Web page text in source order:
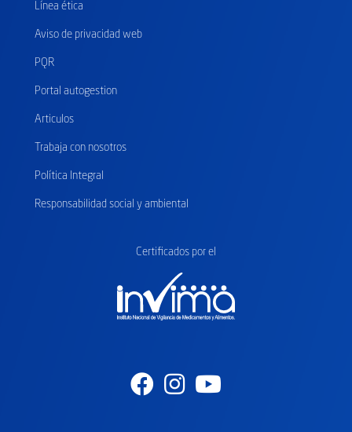
Línea ética
Aviso de privacidad web
PQR
Portal autogestion
Articulos
Trabaja con nosotros
Política Integral
Responsabilidad social y ambiental
Certificados por el
FacebookInstagramYoutube